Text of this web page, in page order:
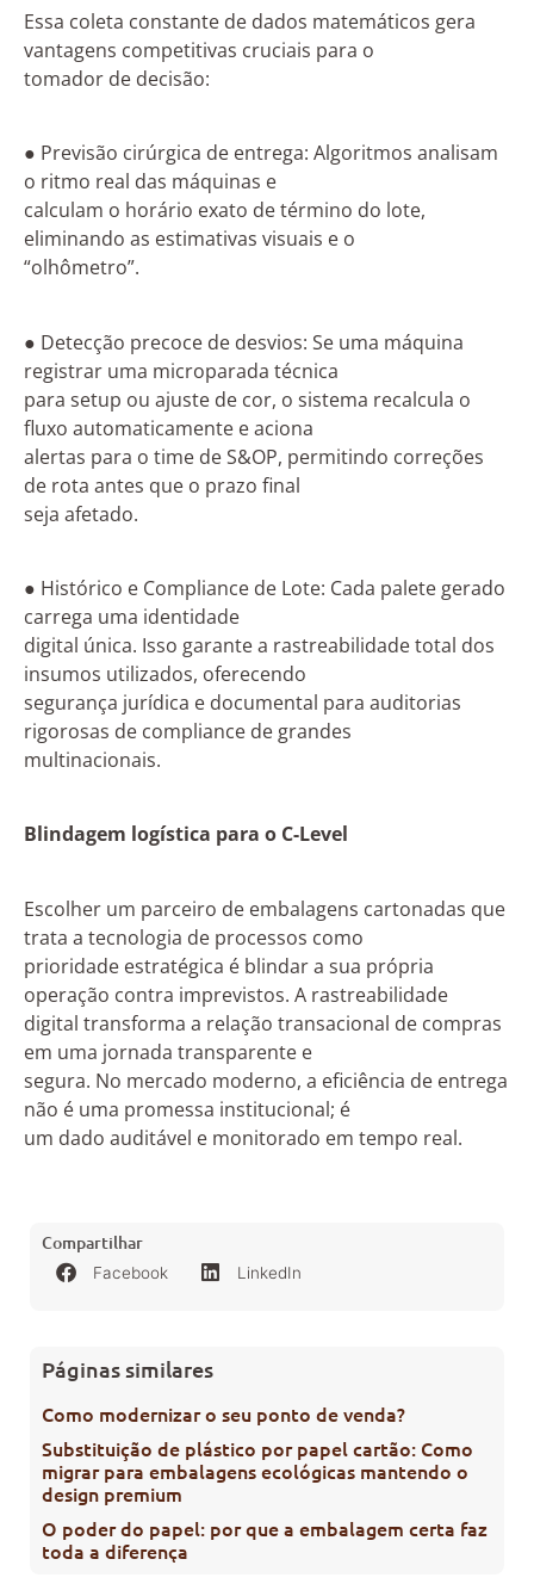
Essa coleta constante de dados matemáticos gera
vantagens competitivas cruciais para o
tomador de decisão:
● Previsão cirúrgica de entrega: Algoritmos analisam
o ritmo real das máquinas e
calculam o horário exato de término do lote,
eliminando as estimativas visuais e o
“olhômetro”.
● Detecção precoce de desvios: Se uma máquina
registrar uma microparada técnica
para setup ou ajuste de cor, o sistema recalcula o
fluxo automaticamente e aciona
alertas para o time de S&OP, permitindo correções
de rota antes que o prazo final
seja afetado.
● Histórico e Compliance de Lote: Cada palete gerado
carrega uma identidade
digital única. Isso garante a rastreabilidade total dos
insumos utilizados, oferecendo
segurança jurídica e documental para auditorias
rigorosas de compliance de grandes
multinacionais.
Blindagem logística para o C-Level
Escolher um parceiro de embalagens cartonadas que
trata a tecnologia de processos como
prioridade estratégica é blindar a sua própria
operação contra imprevistos. A rastreabilidade
digital transforma a relação transacional de compras
em uma jornada transparente e
segura. No mercado moderno, a eficiência de entrega
não é uma promessa institucional; é
um dado auditável e monitorado em tempo real.
Compartilhar
Facebook LinkedIn
Páginas similares
Como modernizar o seu ponto de venda?
Substituição de plástico por papel cartão: Como
migrar para embalagens ecológicas mantendo o
design premium
O poder do papel: por que a embalagem certa faz
toda a diferença